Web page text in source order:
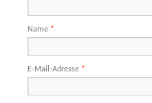
Name *
E-Mail-Adresse *